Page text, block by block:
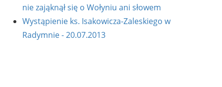
nie zająknął się o Wołyniu ani słowem
Wystąpienie ks. Isakowicza-Zaleskiego w
Radymnie - 20.07.2013